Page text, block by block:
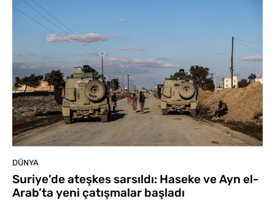
DÜNYA
Suriye’de ateşkes sarsıldı: Haseke ve Ayn el-
Arab’ta yeni çatışmalar başladı